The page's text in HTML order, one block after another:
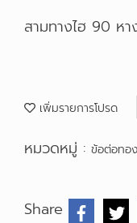
สามทางไฮ 90 ห
เพิ่มรายการโปรด
หมวดหมู่ : ข้อต่อทอ
Share